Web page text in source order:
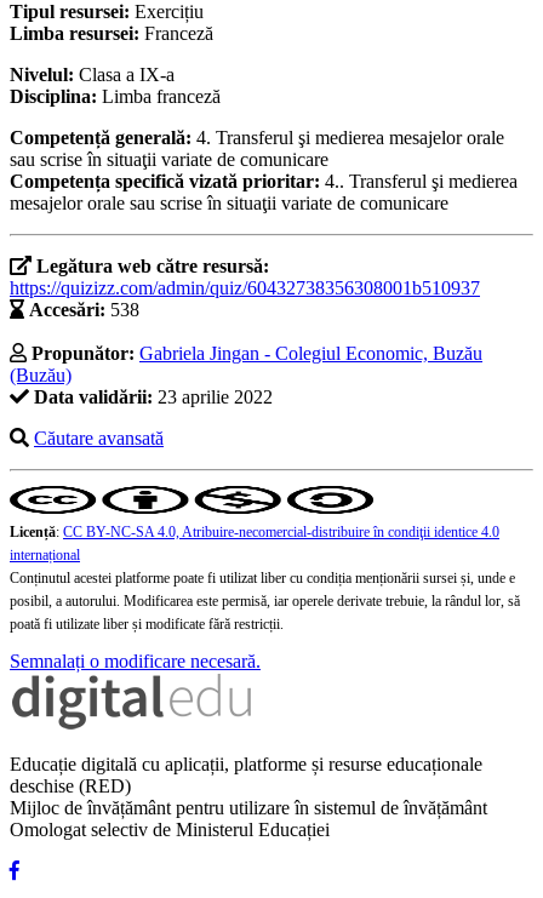
Tipul resursei: Exercițiu
Limba resursei: Franceză
Nivelul: Clasa a IX-a
Disciplina: Limba franceză
Competență generală: 4. Transferul şi medierea mesajelor orale
sau scrise în situaţii variate de comunicare
Competența specifică vizată prioritar: 4.. Transferul şi medierea
mesajelor orale sau scrise în situaţii variate de comunicare
Legătura web către resursă:
https://quizizz.com/admin/quiz/60432738356308001b510937
Accesări: 538
Propunător: Gabriela Jingan - Colegiul Economic, Buzău
(Buzău)
Data validării: 23 aprilie 2022
Căutare avansată
Licență: CC BY-NC-SA 4.0, Atribuire-necomercial-distribuire în condiţii identice 4.0
internațional
Conținutul acestei platforme poate fi utilizat liber cu condiția menționării sursei și, unde e
posibil, a autorului. Modificarea este permisă, iar operele derivate trebuie, la rândul lor, să
poată fi utilizate liber și modificate fără restricții.
Semnalați o modificare necesară.
Educație digitală cu aplicații, platforme și resurse educaționale
deschise (RED)
Mijloc de învățământ pentru utilizare în sistemul de învățământ
Omologat selectiv de Ministerul Educației